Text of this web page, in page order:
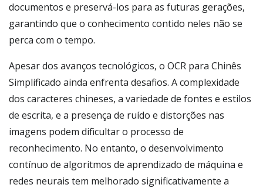
documentos e preservá-los para as futuras gerações,
garantindo que o conhecimento contido neles não se
perca com o tempo.
Apesar dos avanços tecnológicos, o OCR para Chinês
Simplificado ainda enfrenta desafios. A complexidade
dos caracteres chineses, a variedade de fontes e estilos
de escrita, e a presença de ruído e distorções nas
imagens podem dificultar o processo de
reconhecimento. No entanto, o desenvolvimento
contínuo de algoritmos de aprendizado de máquina e
redes neurais tem melhorado significativamente a